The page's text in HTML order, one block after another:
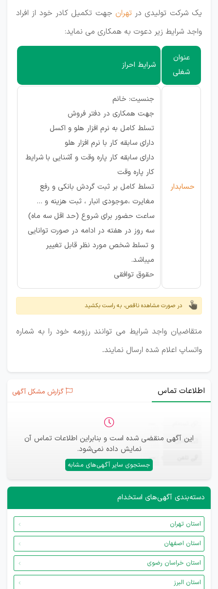
یک شرکت تولیدی در تهران جهت تکمیل کادر خود از افراد
واجد شرایط زیر دعوت به همکاری می نماید:
عنوان
شغلی
شرایط احراز
حسابدار
جنسیت: خانم
جهت همکاری در دفتر فروش
تسلط کامل به نرم افزار هلو و اکسل
دارای سابقه کار با نرم افزار هلو
دارای سابقه کار پاره وقت و آشنایی با شرایط
کار پاره وقت
تسلط کامل بر ثبت گردش بانکی و رفع
مغایرت ،موجودی انبار ، ثبت هزینه و ...
ساعت حضور برای شروع (حد اقل سه ماه)
سه روز در هفته در ادامه در صورت توانایی
و تسلط شخص مورد نظر قابل تغییر
میباشد.
حقوق توافقی
در صورت مشاهده ناقص، به راست بکشید
متقاضیان واجد شرایط می توانند رزومه خود را به شماره
واتساپ اعلام شده ارسال نمایند.
اطلاعات تماس گزارش مشکل آگهی
این آگهی منقضی شده است و بنابراین اطلاعات تماس آن
نمایش داده نمی‌شود.
جستجوی سایر آگهی‌های مشابه
ایمیل —
—
دسته‌بندی آگهی‌های استخدام
استان تهران
استان اصفهان
استان خراسان رضوی
استان البرز